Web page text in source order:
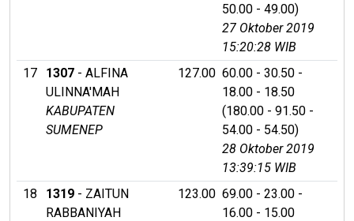
50.00 - 49.00)
27 Oktober 2019
15:20:28 WIB
17
1307 - ALFINA
ULINNA'MAH
KABUPATEN
SUMENEP
127.00 60.00 - 30.50 -
18.00 - 18.50
(180.00 - 91.50 -
54.00 - 54.50)
28 Oktober 2019
13:39:15 WIB
18
1319 - ZAITUN
RABBANIYAH
123.00 69.00 - 23.00 -
16.00 - 15.00